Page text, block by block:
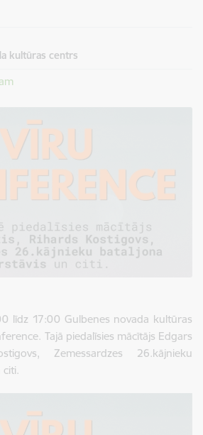
kultūras centrs
līdz 17:00 Gulbenes novada kultūras
Tajā piedalīsies mācītājs Edgars
Zemessardzes 26.kājnieku
citi.